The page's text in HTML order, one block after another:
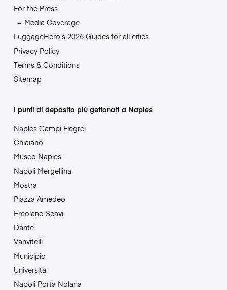
For the Press
Media Coverage
LuggageHero’s 2026 Guides for all cities
Privacy Policy
Terms & Conditions
Sitemap
I punti di deposito più gettonati a Naples
Naples Campi Flegrei
Chiaiano
Museo Naples
Napoli Mergellina
Mostra
Piazza Amedeo
Ercolano Scavi
Dante
Vanvitelli
Municipio
Università
Napoli Porta Nolana